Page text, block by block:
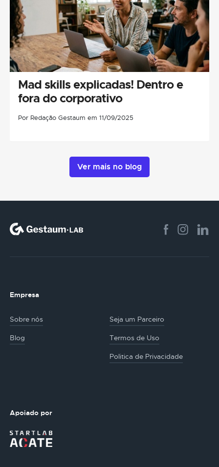
Mad skills explicadas! Dentro e
fora do corporativo
Por Redação Gestaum em 11/09/2025
Ver mais no blog
Empresa
Sobre nós Seja um Parceiro
Blog Termos de Uso
Politica de Privacidade
Apoiado por